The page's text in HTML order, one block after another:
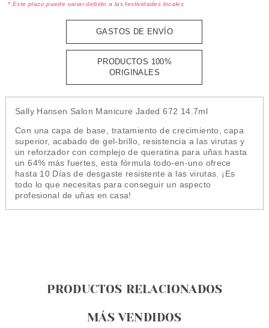
* Este plazo puede variar debido a las festividades locales
GASTOS DE ENVÍO
PRODUCTOS 100%
ORIGINALES
Sally Hansen Salon Manicure Jaded 672 14.7ml
Con una capa de base, tratamiento de crecimiento, capa
superior, acabado de gel-brillo, resistencia a las virutas y
un reforzador con complejo de queratina para uñas hasta
un 64% más fuertes, esta fórmula todo-en-uno ofrece
hasta 10 Días de desgaste resistente a las virutas. ¡Es
todo lo que necesitas para conseguir un aspecto
profesional de uñas en casa!
PRODUCTOS RELACIONADOS
MÁS VENDIDOS